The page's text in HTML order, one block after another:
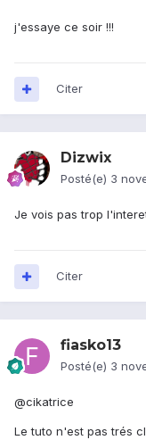
j'essaye ce soir !!!
Citer
Dizwix
Posté(e) 3
Je vois pas trop
Citer
fiasko13
Posté(e) 3
@cikatrice
Le tuto n'est pas trés